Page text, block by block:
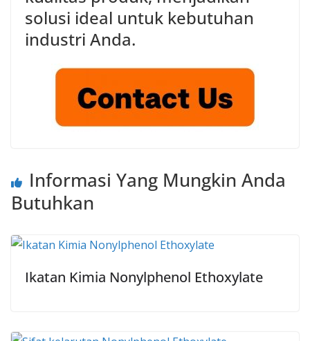
solusi ideal untuk kebutuhan
industri Anda.
Informasi Yang Mungkin Anda
Butuhkan
Ikatan Kimia Nonylphenol Ethoxylate